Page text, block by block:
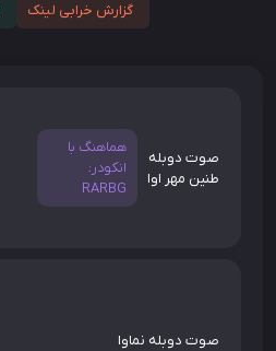
گزارش خرابی لینک
صوت دوبله
طنین مهر اوا
هماهنگ با
انکودر:
RARBG
صوت دوبله نماوا